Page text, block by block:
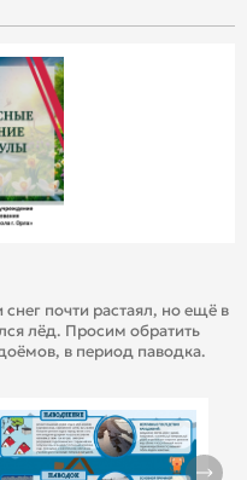
почти растаял, но ещё в
лёд. Просим обратить
в период паводка.